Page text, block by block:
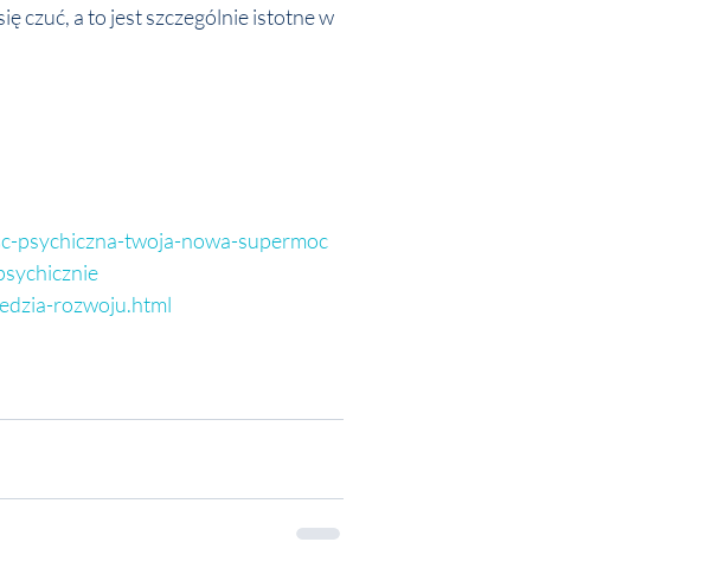
czuć, a to jest szczególnie istotne w
psychiczna-twoja-nowa-supermoc
rozwoju.html